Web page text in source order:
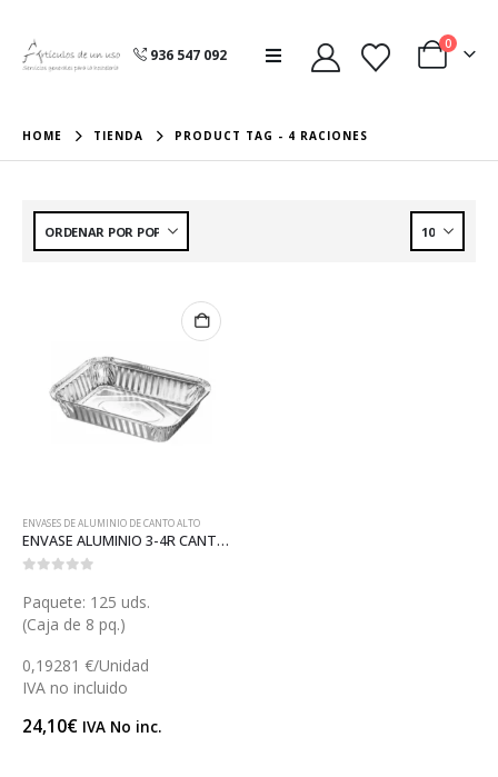
936 547 092
0
HOME TIENDA PRODUCT TAG - 4 RACIONES
ENVASES DE ALUMINIO DE CANTO ALTO
ENVASE ALUMINIO 3-4R CANTO ALTO (A043)
Paquete: 125 uds.
(Caja de 8 pq.)
0,19281 €/Unidad
IVA no incluido
24,10€ IVA No inc.